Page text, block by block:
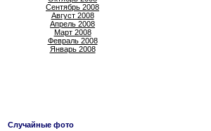
Сентябрь 2008
Август 2008
Апрель 2008
Март 2008
Февраль 2008
Январь 2008
Случайные фото